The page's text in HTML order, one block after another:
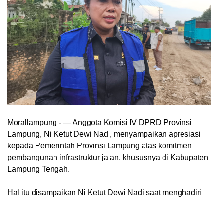
Morallampung - — Anggota Komisi IV DPRD Provinsi
Lampung, Ni Ketut Dewi Nadi, menyampaikan apresiasi
kepada Pemerintah Provinsi Lampung atas komitmen
pembangunan infrastruktur jalan, khususnya di Kabupaten
Lampung Tengah.
Hal itu disampaikan Ni Ketut Dewi Nadi saat menghadiri